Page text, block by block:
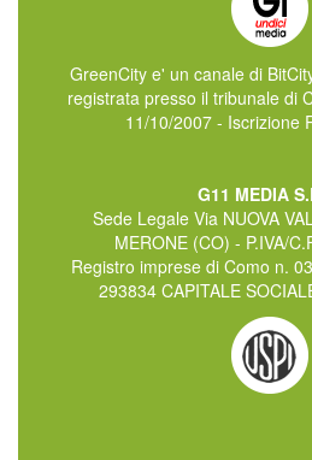
GreenCity e' un canale di
registrata presso il tribunale di
11/10/2007 - Iscrizione
G11 MEDIA
Sede Legale Via NUOVA
MERONE (CO) - P.IVA/
Registro imprese di Como n.
293834 CAPITALE